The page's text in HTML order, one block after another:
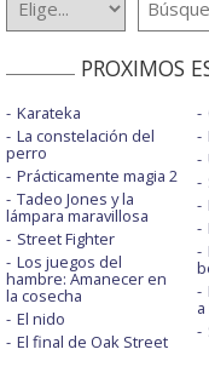
PROXIMOS
Karateka
La constelación del
perro
Prácticamente magia 2
Tadeo Jones y la
lámpara maravillosa
Street Fighter
Los juegos del
hambre: Amanecer en
la cosecha
El nido
El final de Oak Street